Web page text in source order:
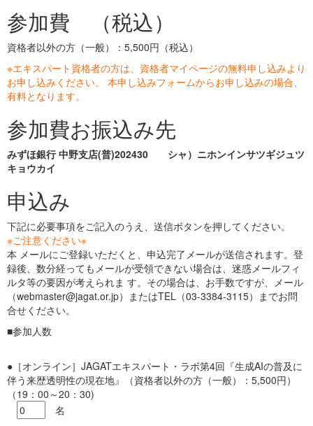
参加費 （税込）
資格者以外の方（一般）：5,500円（税込）
※エキスパート資格者の方は、資格者マイページの無料申し込みより
お申し込みください。 本申し込みフォームからお申し込みの場合、
有料となります。
参加費お振込み先
みずほ銀行 中野支店(普)202430 シャ）ニホンインサツギジュツ
キョウカイ
申込み
下記に必要事項をご記入のうえ、送信ボタンを押してください。
※ご注意ください※
本 メールにご登録いただくと、申込完了メールが送信されます。登
録後、数分経ってもメールが受領できない場合は、迷惑メールフィ
ルタ等の要因が考えられま す。その場合は、お手数ですが、メール
（webmaster@jagat.or.jp）またはTEL（03-3384-3115）までお問
合せください。
■参加人数
●［オンライン］JAGATエキスパート・ラボ第4回『生成AIの普及に
伴う来歴透明性の現在地』（資格者以外の方（一般）：5,500円）
（19：00～20：30)
名